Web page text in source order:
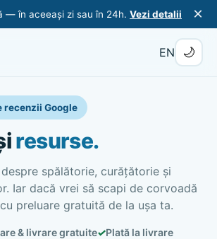
— în aceeași zi sau în 24h. Vezi detalii ×
EN 🌙
recenzii Google
resurse.
spălătorie, curățătorie și
Iar dacă vrei să scapi de corvoadă
preluare gratuită de la ușa ta.
& livrare gratuite✓Plată la livrare